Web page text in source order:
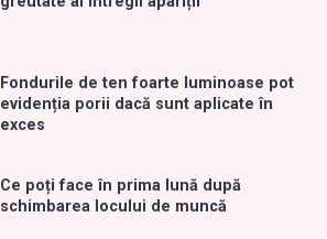
Fondurile de ten foarte luminoase pot
evidenția porii dacă sunt aplicate în
exces
Ce poți face în prima lună după
schimbarea locului de muncă